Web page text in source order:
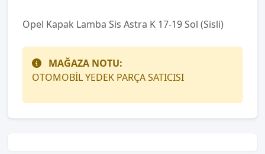
Opel Kapak Lamba Sis Astra K 17-19 Sol (Sisli)
MAĞAZA NOTU:
OTOMOBİL YEDEK PARÇA SATICISI